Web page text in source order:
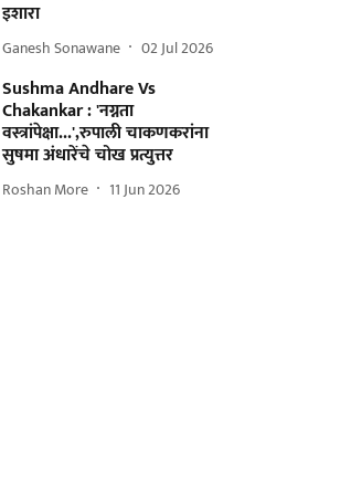
इशारा
Ganesh Sonawane 02 Jul 2026
Sushma Andhare Vs
Chakankar : 'नग्नता
वस्त्रांपेक्षा...',रुपाली चाकणकरांना
सुषमा अंधारेंचे चोख प्रत्युत्तर
Roshan More 11 Jun 2026